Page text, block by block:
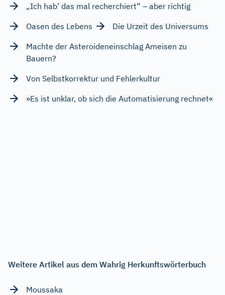
„Ich hab’ das mal recherchiert“ – aber richtig
Oasen des Lebens
Die Urzeit des Universums
Machte der Asteroideneinschlag Ameisen zu
Bauern?
Von Selbstkorrektur und Fehlerkultur
»Es ist unklar, ob sich die Automatisierung rechnet«
Weitere Artikel aus dem Wahrig Herkunftswörterbuch
Moussaka